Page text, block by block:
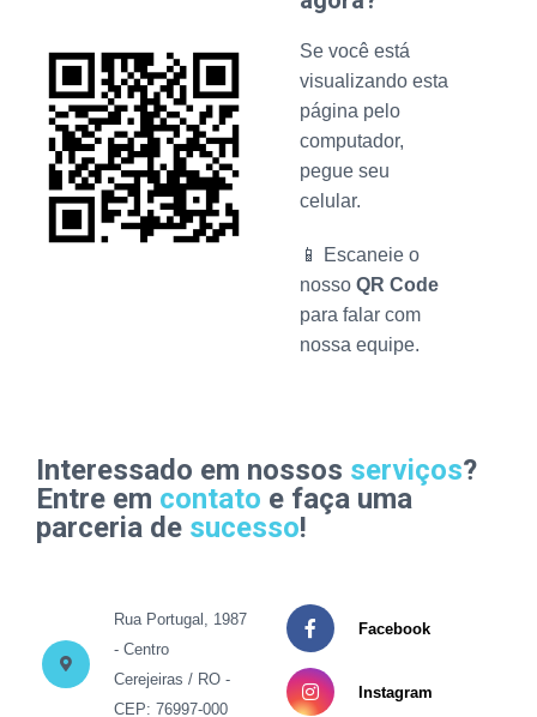
Se você está
visualizando esta
página pelo
computador,
pegue seu
celular.
📱 Escaneie o
nosso QR Code
para falar com
nossa equipe.
Interessado em nossos serviços?
Entre em contato e faça uma
parceria de sucesso!
Rua Portugal, 1987
- Centro
Cerejeiras / RO -
CEP: 76997-000
Facebook
Instagram